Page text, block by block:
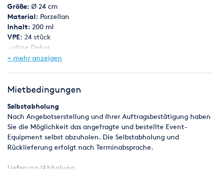
Größe: Ø 24 cm
Material: Porzellan
Inhalt: 200 ml
VPE: 24 stück
- ohne Dekor
+ mehr anzeigen
Mietbedingungen
Selbstabholung
Nach Angebotserstellung und Ihrer Auftragsbestätigung haben
Sie die Möglichkeit das angefragte und bestellte Event-
Equipment selbst abzuholen. Die Selbstabholung und
Rücklieferung erfolgt nach Terminabsprache.
Lieferung/Abholung